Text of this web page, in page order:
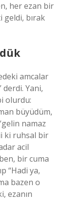
her ezan bir
geldi, bırak
amcalar
Yani,
olurdu:
büyüdüm,
namaz
ki ruhsal bir
acil
bir cuma
“Hadi ya,
bazen o
ezanın